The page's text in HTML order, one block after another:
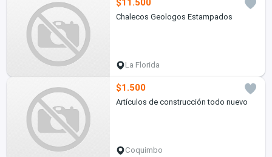
$11.500
Chalecos Geologos Estampados
La Florida
$1.500
Artículos de construcción todo nuevo
Coquimbo